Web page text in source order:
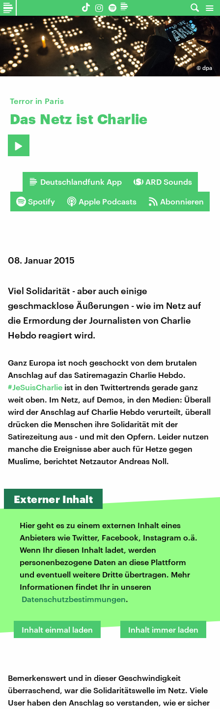
© dpa
Terror in Paris
Das Netz ist Charlie
Deutschlandfunk App ARD Sounds
Spotify Apple Podcasts Abonnieren
08. Januar 2015
Viel Solidarität - aber auch einige
geschmacklose Äußerungen - wie im Netz auf
die Ermordung der Journalisten von Charlie
Hebdo reagiert wird.
Ganz Europa ist noch geschockt von dem brutalen
Anschlag auf das Satiremagazin Charlie Hebdo.
#JeSuisCharlie ist in den Twittertrends gerade ganz
weit oben. Im Netz, auf Demos, in den Medien: Überall
wird der Anschlag auf Charlie Hebdo verurteilt, überall
drücken die Menschen ihre Solidarität mit der
Satirezeitung aus - und mit den Opfern. Leider nutzen
manche die Ereignisse aber auch für Hetze gegen
Muslime, berichtet Netzautor Andreas Noll.
Externer Inhalt
Hier geht es zu einem externen Inhalt eines
Anbieters wie Twitter, Facebook, Instagram o.ä.
Wenn Ihr diesen Inhalt ladet, werden
personenbezogene Daten an diese Plattform
und eventuell weitere Dritte übertragen. Mehr
Informationen findet Ihr in unseren
Datenschutzbestimmungen.
Inhalt einmal laden Inhalt immer laden
Bemerkenswert und in dieser Geschwindigkeit
überraschend, war die Solidaritätswelle im Netz. Viele
User haben den Anschlag so verstanden, wie er sicher